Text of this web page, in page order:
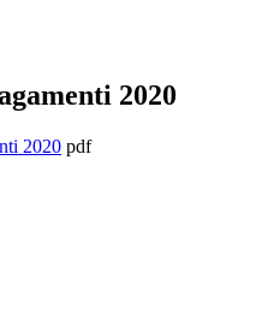
2020
2020 pdf